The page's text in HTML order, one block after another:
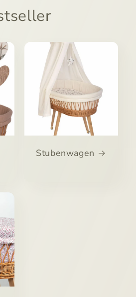
Stubenwagen